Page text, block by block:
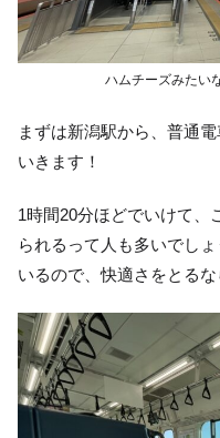
ハムチーズみたい
まずは新潟駅から、普通
いきます！
1時間20分ほどでいけて、
られるって人も多いでし
いるので、快適さをとる